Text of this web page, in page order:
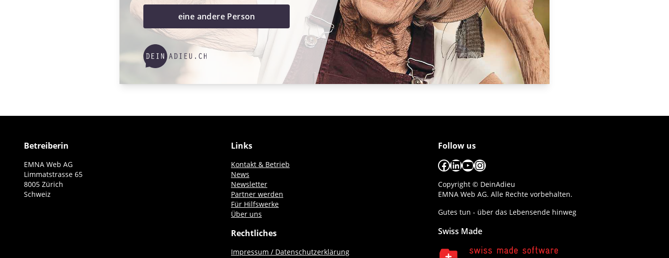
eine andere Person
Betreiberin
EMNA Web AG
Limmatstrasse 65
8005 Zürich
Schweiz
Links
Kontakt & Betrieb
News
Newsletter
Partner werden
Für Hilfswerke
Über uns
Rechtliches
Impressum / Datenschutzerklärung
Follow us
Facebook
LinkedIn
YouTube
Instagram
Copyright © DeinAdieu
EMNA Web AG. Alle Rechte vorbehalten.
Gutes tun - über das Lebensende hinweg
Swiss Made